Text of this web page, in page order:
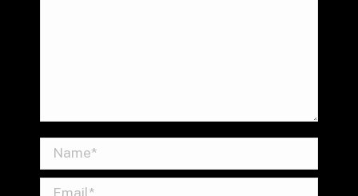
Name *
Email *